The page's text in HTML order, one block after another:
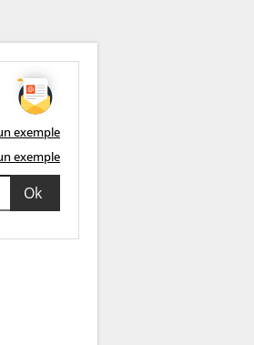
exemple
exemple